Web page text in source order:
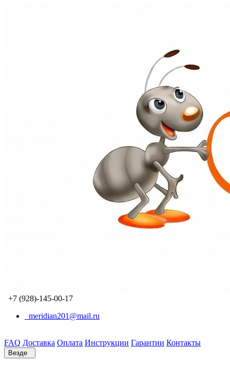
+7 (928)-145-00-17
meridian201@mail.ru
FAQ Доставка Оплата Инструкции Гарантии Контакты
Везде